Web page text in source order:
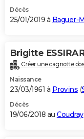
Décès
25/01/2019 à Baguer-
Brigitte
Créer une cagnotte
Naissance
23/03/1961 à Provins (
Décès
19/06/2018 au Coudray